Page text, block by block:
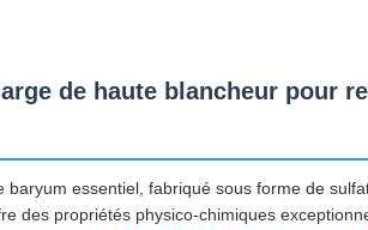
de haute blancheur pour
essentiel, fabriqué sous forme de
des propriétés physico-chimiques